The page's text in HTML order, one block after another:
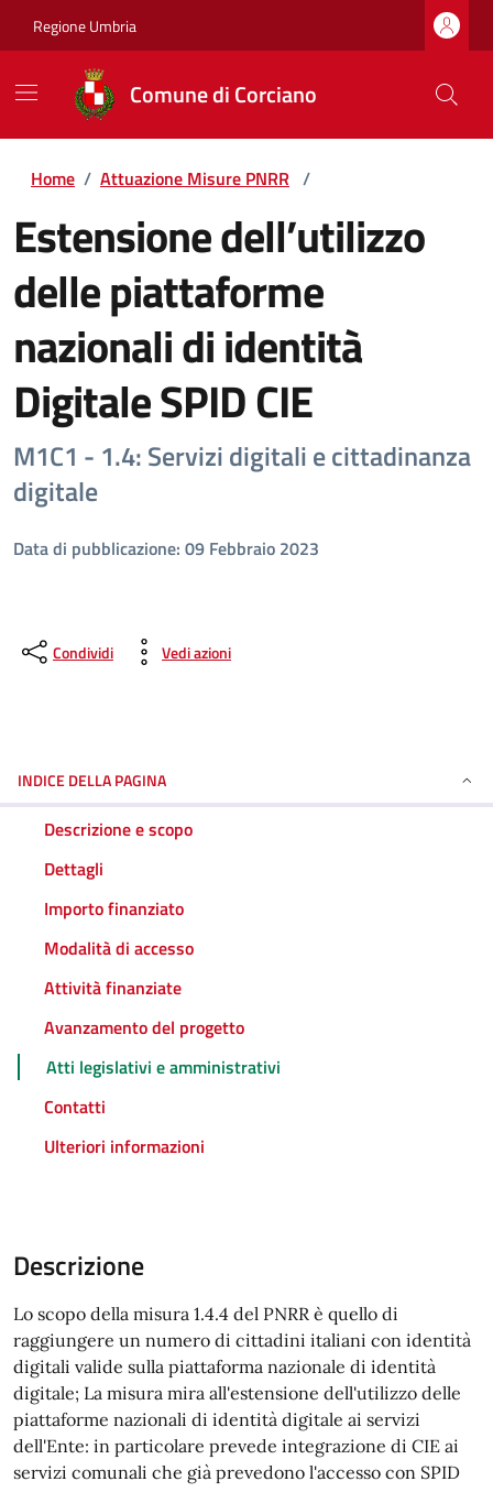
Regione Umbria
Comune di Corciano
Home / Attuazione Misure PNRR /
Estensione dell’utilizzo
delle piattaforme
nazionali di identità
Digitale SPID CIE
M1C1 - 1.4: Servizi digitali e cittadinanza
digitale
Data di pubblicazione: 09 Febbraio 2023
Condividi Vedi azioni
INDICE DELLA PAGINA
Descrizione e scopo
Dettagli
Importo finanziato
Modalità di accesso
Attività finanziate
Avanzamento del progetto
Atti legislativi e amministrativi
Contatti
Ulteriori informazioni
Descrizione
Lo scopo della misura 1.4.4 del PNRR è quello di
raggiungere un numero di cittadini italiani con identità
digitali valide sulla piattaforma nazionale di identità
digitale; La misura mira all'estensione dell'utilizzo delle
piattaforme nazionali di identità digitale ai servizi
dell'Ente: in particolare prevede integrazione di CIE ai
servizi comunali che già prevedono l'accesso con SPID